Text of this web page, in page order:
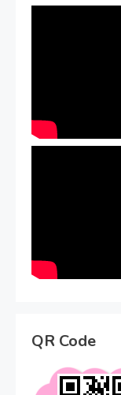
QR Code